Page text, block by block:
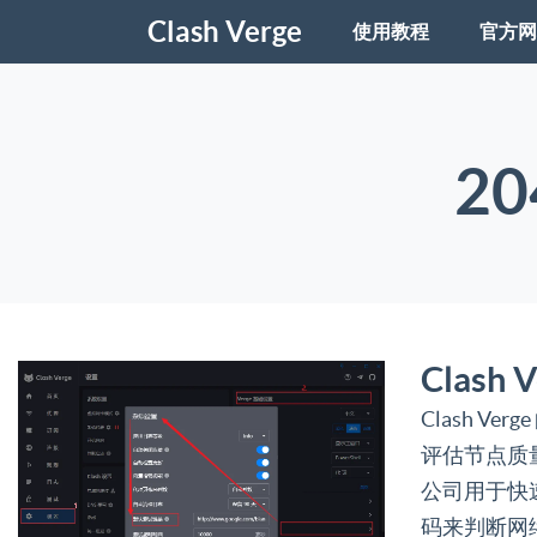
Clash Verge 使用教程 官方
Clash
Clash
评估节点质
公司用于快
码来判断网